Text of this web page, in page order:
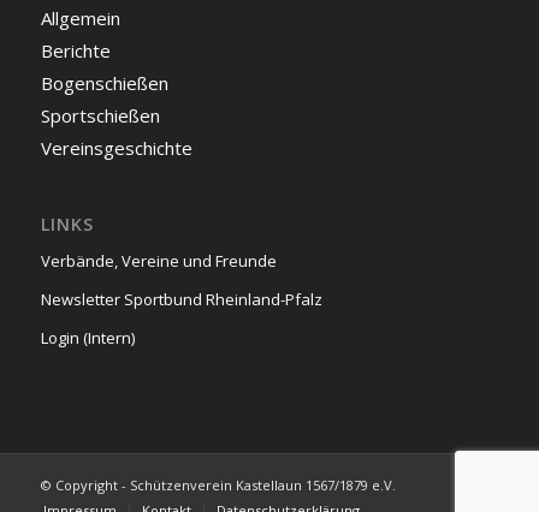
Allgemein
Berichte
Bogenschießen
Sportschießen
Vereinsgeschichte
LINKS
Verbände, Vereine und Freunde
Newsletter Sportbund Rheinland-Pfalz
Login (Intern)
© Copyright - Schützenverein Kastellaun 1567/1879 e.V.